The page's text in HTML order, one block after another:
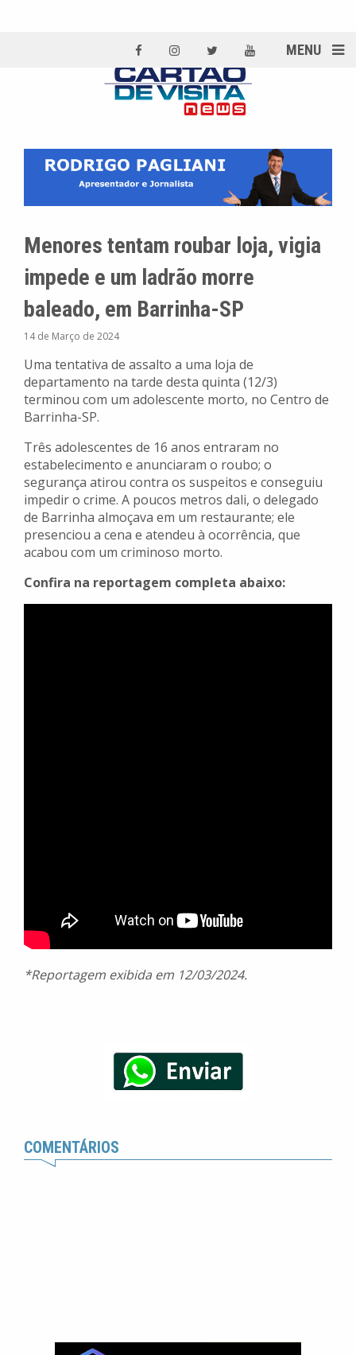
MENU
Menores tentam roubar loja, vigia
impede e um ladrão morre
baleado, em Barrinha-SP
14 de Março de 2024
Uma tentativa de assalto a uma loja de
departamento na tarde desta quinta (12/3)
terminou com um adolescente morto, no Centro de
Barrinha-SP.
Três adolescentes de 16 anos entraram no
estabelecimento e anunciaram o roubo; o
segurança atirou contra os suspeitos e conseguiu
impedir o crime. A poucos metros dali, o delegado
de Barrinha almoçava em um restaurante; ele
presenciou a cena e atendeu à ocorrência, que
acabou com um criminoso morto.
Confira na reportagem completa abaixo:
*Reportagem exibida em 12/03/2024.
COMENTÁRIOS